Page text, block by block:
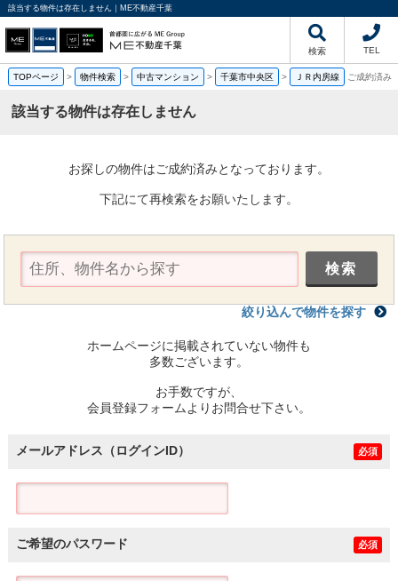
該当する物件は存在しません｜ME不動産千葉
検索 TEL
TOPページ > 物件検索 > 中古マンション > 千葉市中央区 > ＪＲ内房線 ご成約済み
該当する物件は存在しません
お探しの物件はご成約済みとなっております。
下記にて再検索をお願いたします。
絞り込んで物件を探す
ホームページに掲載されていない物件も
多数ございます。
お手数ですが、
会員登録フォームよりお問合せ下さい。
メールアドレス（ログインID） 必須
ご希望のパスワード 必須